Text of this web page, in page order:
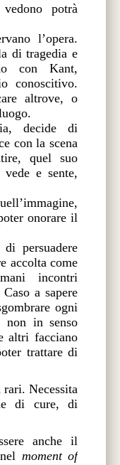
potrà
l’opera.
di tragedia e
con Kant,
conoscitivo.
altrove, o
decide di
con la scena
quel suo
e sente,
onorare il
persuadere
accolta come
incontri
a sapere
ogni
non in senso
altri facciano
trattare di
Necessita
di cure, di
anche il
moment of